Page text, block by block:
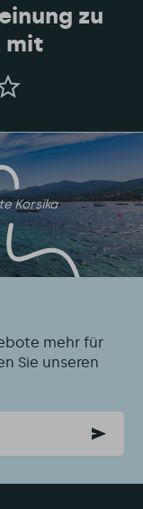
zu
mit
Korsika
mehr für
Sie unseren